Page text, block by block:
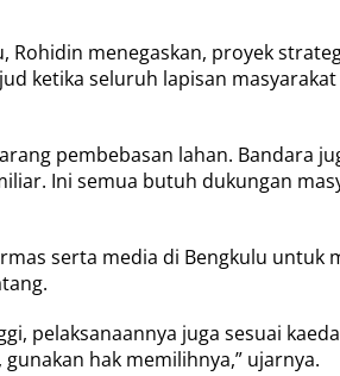
Rohidin menegaskan, proyek
ketika seluruh lapisan
pembebasan lahan. Bandara
Ini semua butuh dukungan
serta media di Bengkulu untuk
pelaksanaannya juga sesuai
hak memilihnya,” ujarnya.